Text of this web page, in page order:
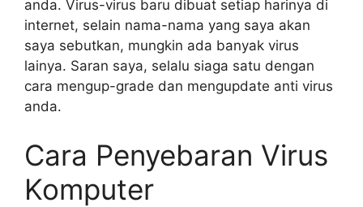
anda. Virus-virus baru dibuat setiap harinya di
internet, selain nama-nama yang saya akan
saya sebutkan, mungkin ada banyak virus
lainya. Saran saya, selalu siaga satu dengan
cara mengup-grade dan mengupdate anti virus
anda.
Cara Penyebaran Virus
Komputer